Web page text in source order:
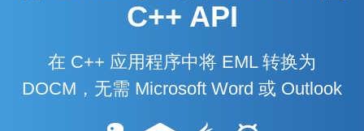
C++ API
在 C++ 应用程序中将 EML 转换为
DOCM，无需 Microsoft Word 或 Outlook